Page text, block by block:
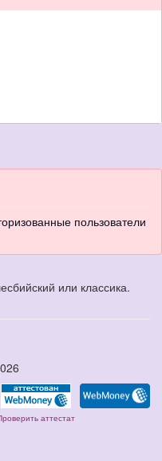
пользователи
или классика.
аттестат